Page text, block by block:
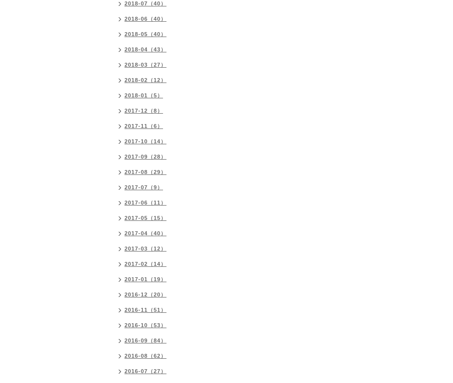
2018-07（40）
2018-06（40）
2018-05（40）
2018-04（43）
2018-03（27）
2018-02（12）
2018-01（5）
2017-12（8）
2017-11（6）
2017-10（14）
2017-09（28）
2017-08（29）
2017-07（9）
2017-06（11）
2017-05（15）
2017-04（40）
2017-03（12）
2017-02（14）
2017-01（19）
2016-12（20）
2016-11（51）
2016-10（53）
2016-09（84）
2016-08（62）
2016-07（27）